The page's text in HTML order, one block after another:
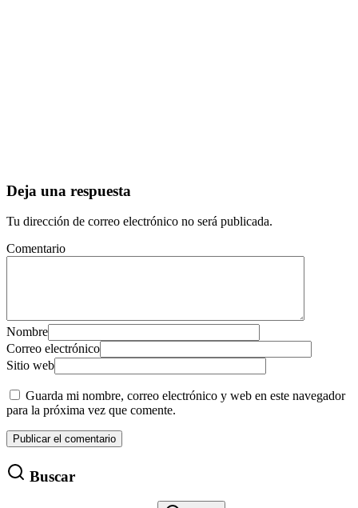
Deja una respuesta
Tu dirección de correo electrónico no será publicada.
Comentario
Nombre
Correo electrónico
Sitio web
Guarda mi nombre, correo electrónico y web en este navegador
para la próxima vez que comente.
Buscar